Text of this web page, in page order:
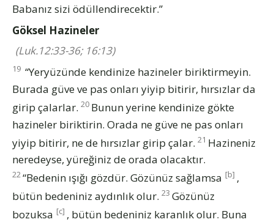
Babanız sizi ödüllendirecektir.”
Göksel Hazineler
(Luk.12:33-36; 16:13)
19 “Yeryüzünde kendinize hazineler biriktirmeyin.
Burada güve ve pas onları yiyip bitirir, hırsızlar da
girip çalarlar. 20 Bunun yerine kendinize gökte
hazineler biriktirin. Orada ne güve ne pas onları
yiyip bitirir, ne de hırsızlar girip çalar. 21 Hazineniz
neredeyse, yüreğiniz de orada olacaktır.
22“Bedenin ışığı gözdür. Gözünüz sağlamsa [b] ,
bütün bedeniniz aydınlık olur. 23 Gözünüz
bozuksa [c] , bütün bedeniniz karanlık olur. Buna